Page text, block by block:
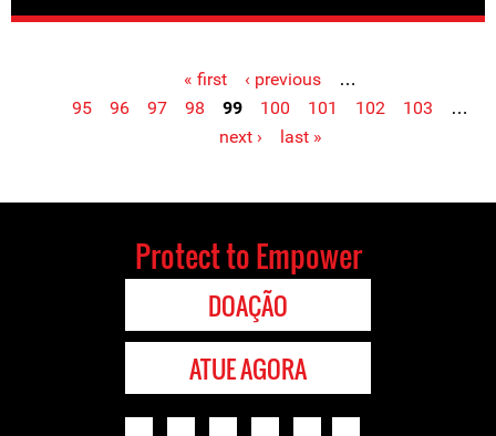
« first ‹ previous
…
95
96 97 98 99 100 101 102 103
…
next ›
last »
Protect to Empower
DOAÇÃO
ATUE AGORA